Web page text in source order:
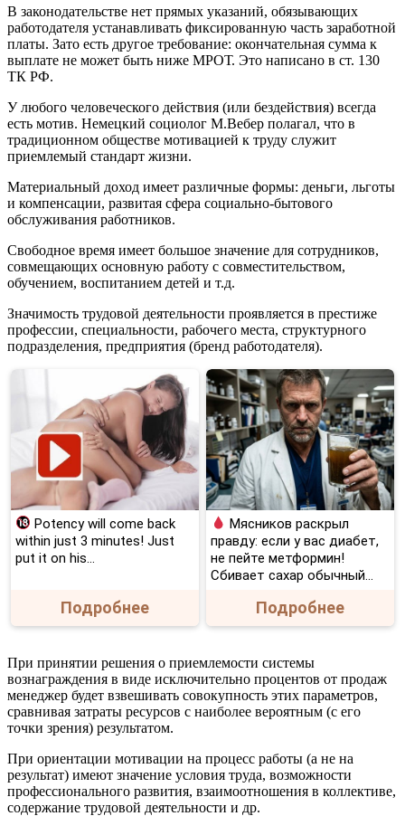
Продажам
Сбербанк
•
Отвратительная
В законодательстве нет прямых указаний, обязывающих
работодателя устанавливать фиксированную часть заработной
платы. Зато есть другое требование: окончательная сумма к
выплате не может быть ниже МРОТ. Это написано в ст. 130
ТК РФ.
У любого человеческого действия (или бездействия) всегда
есть мотив. Немецкий социолог М.Вебер полагал, что в
традиционном обществе мотивацией к труду служит
приемлемый стандарт жизни.
Материальный доход имеет различные формы: деньги, льготы
и компенсации, развитая сфера социально-бытового
обслуживания работников.
Свободное время имеет большое значение для сотрудников,
совмещающих основную работу с совместительством,
обучением, воспитанием детей и т.д.
Значимость трудовой деятельности проявляется в престиже
профессии, специальности, рабочего места, структурного
подразделения, предприятия (бренд работодателя).
Potency will come back
within just 3 minutes! Just
put it on his…
Подробнее
Мясников раскрыл
правду: если у вас диабет,
не пейте метформин!
Сбивает сахар обычный...
Подробнее
При принятии решения о приемлемости системы
вознаграждения в виде исключительно процентов от продаж
менеджер будет взвешивать совокупность этих параметров,
сравнивая затраты ресурсов с наиболее вероятным (с его
точки зрения) результатом.
При ориентации мотивации на процесс работы (а не на
результат) имеют значение условия труда, возможности
профессионального развития, взаимоотношения в коллективе,
содержание трудовой деятельности и др.